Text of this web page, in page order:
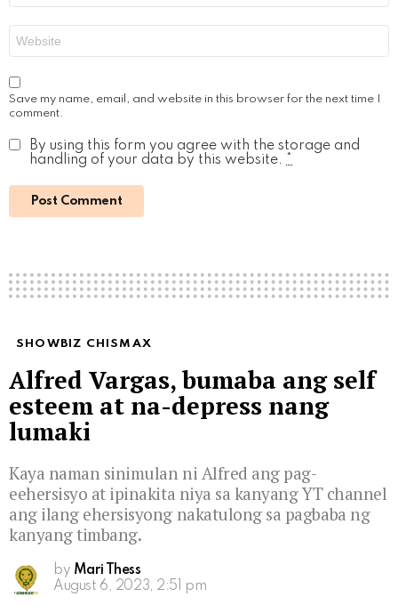
Save my name, email, and website in this browser for the next time I
comment.
By using this form you agree with the storage and
handling of your data by this website. *
SHOWBIZ CHISMAX
Alfred Vargas, bumaba ang self
esteem at na-depress nang
lumaki
Kaya naman sinimulan ni Alfred ang pag-
eehersisyo at ipinakita niya sa kanyang YT channel
ang ilang ehersisyong nakatulong sa pagbaba ng
kanyang timbang.
by Mari Thess
August 6, 2023, 2:51 pm